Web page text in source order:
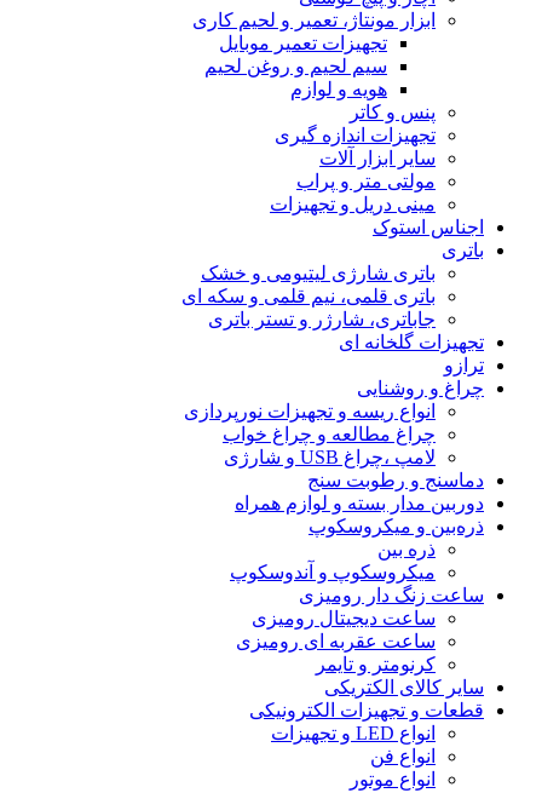
ابزار مونتاژ، تعمیر و لحیم کاری
تجهیزات تعمیر موبایل
سیم لحیم و روغن لحیم
هویه و لوازم
پنس و کاتر
تجهیزات اندازه گیری
سایر ابزار آلات
مولتی متر و پراب
مینی دریل و تجهیزات
اجناس استوک
باتری
باتری شارژی لیتیومی و خشک
باتری قلمی، نیم قلمی و سکه ای
جاباتری، شارژر و تستر باتری
تجهیزات گلخانه ای
ترازو
چراغ و روشنایی
انواع ریسه و تجهیزات نورپردازی
چراغ مطالعه و چراغ خواب
لامپ ،چراغ USB و شارژی
دماسنج و رطوبت سنج
دوربین مدار بسته و لوازم همراه
ذره‌بین و میکروسکوپ
ذره بین
میکروسکوپ و آندوسکوپ
ساعت زنگ دار رومیزی
ساعت دیجیتال رومیزی
ساعت عقربه ای رومیزی
کرنومتر و تایمر
سایر کالای الکتریکی
قطعات و تجهیزات الکترونیکی
انواع LED و تجهیزات
انواع فن
انواع موتور